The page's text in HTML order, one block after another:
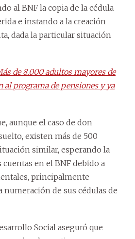
al BNF la copia de la cédula
e instando a la creación
dada la particular situación
de 8.000 adultos mayores de
al programa de pensiones y ya
aunque el caso de don
existen más de 500
similar, esperando la
en el BNF debido a
principalmente
numeración de sus cédulas de
Social aseguró que